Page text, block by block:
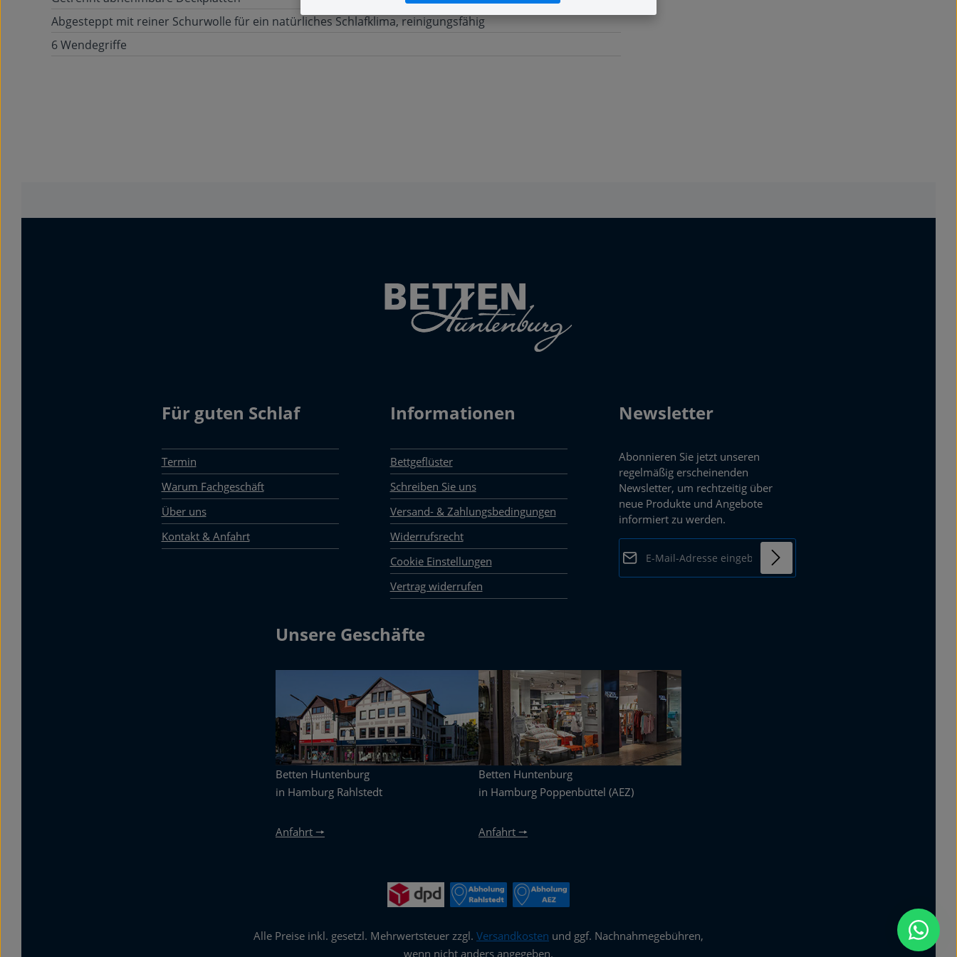
Abgesteppt mit reiner Schurwolle für ein natürliches Schlafklima, reinigungsfähig
6 Wendegriffe
Für guten Schlaf
Termin
Warum Fachgeschäft
Über uns
Kontakt & Anfahrt
Informationen
Bettgeflüster
Schreiben Sie uns
Versand- & Zahlungsbedingungen
Widerrufsrecht
Cookie Einstellungen
Vertrag widerrufen
Newsletter
Abonnieren Sie jetzt unseren
regelmäßig erscheinenden
Newsletter, um rechtzeitig über
neue Produkte und Angebote
informiert zu werden.
ihnen einverstanden.
Unsere Geschäfte
Betten Huntenburg
in Hamburg Rahlstedt
Anfahrt 🠖
Betten Huntenburg
in Hamburg Poppenbüttel (AEZ)
Anfahrt 🠖
Alle Preise inkl. gesetzl. Mehrwertsteuer zzgl. Versandkosten und ggf. Nachnahmegebühren,
wenn nicht anders angegeben.